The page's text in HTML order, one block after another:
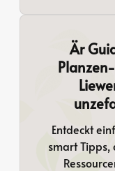
Är
Entdeckt
smart